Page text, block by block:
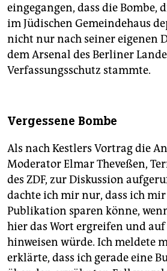
eingegangen, dass die Bombe,
im Jüdischen Gemeindehaus
nicht nur nach seiner eigenen
dem Arsenal des Berliner
Verfassungsschutz stammte.
Vergessene Bombe
Als nach Kestlers Vortrag die
Moderator ­Elmar Theveßen,
des ZDF, zur Diskussion
dachte ich mir nur, dass ich
Publikation sparen könne,
hier das Wort ergreifen und
hinweisen würde. Ich meldete
erklärte, dass ich gerade eine